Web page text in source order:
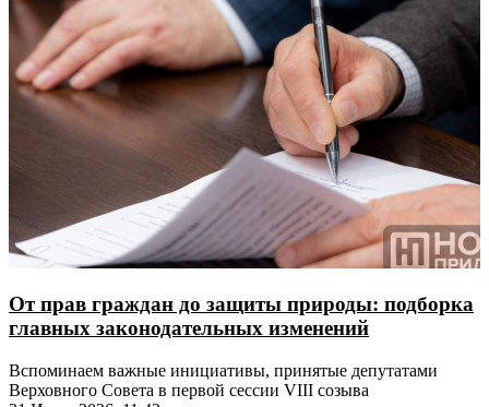
От прав граждан до защиты природы: подборка
главных законодательных изменений
Вспоминаем важные инициативы, принятые депутатами
Верховного Совета в первой сессии VIII созыва